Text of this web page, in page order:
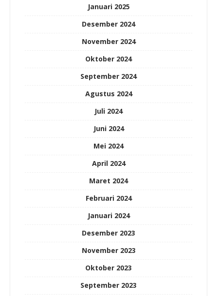
Januari 2025
Desember 2024
November 2024
Oktober 2024
September 2024
Agustus 2024
Juli 2024
Juni 2024
Mei 2024
April 2024
Maret 2024
Februari 2024
Januari 2024
Desember 2023
November 2023
Oktober 2023
September 2023